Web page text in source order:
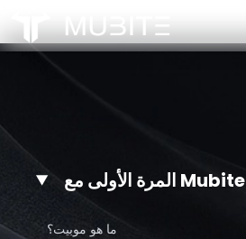
هل يمكنني سحب الأرباح يومياً؟
المرة الأولى مع Mubite
ما هو موبيت؟